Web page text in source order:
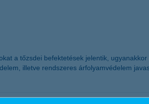
a tőzsdei befektetések jelentik, ugyanakkor
illetve rendszeres árfolyamvédelem